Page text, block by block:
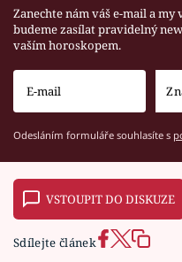
Zanechte nám váš e-mail a my
budeme zasílat pravidelný
vaším horoskopem.
Odesláním formuláře souhlasíte s
VSTOUPIT DO DISKUZE
Sdílejte článek